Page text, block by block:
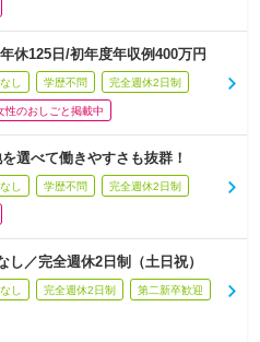
休125日/初年度年収例400万円
し 学歴不問 完全週休2日制
性のおしごと掲載中
選べて働きやすさも抜群！
し 学歴不問 完全週休2日制
／完全週休2日制（土日祝）
し 完全週休2日制 第二新卒歓迎